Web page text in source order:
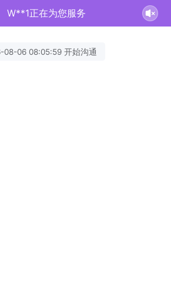
W**1正在为您服务
08-06 08:05:59 开始沟通